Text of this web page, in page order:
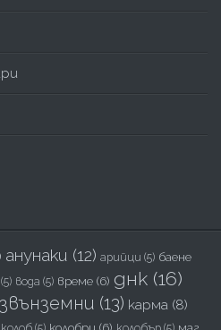
анунаки (12) арийци (5) баене
(5) вода (5) време (6) днк (16)
(13) карма (8)
колобри (6) маг